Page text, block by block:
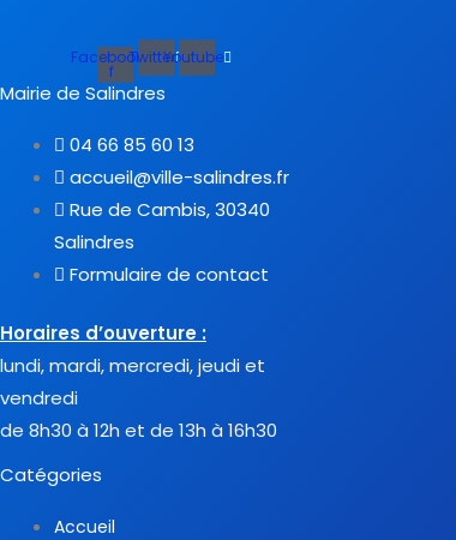
Facebook-
f
TwitterYoutube
Mairie de Salindres
04 66 85 60 13
accueil@ville-salindres.fr
Rue de Cambis, 30340
Salindres
Formulaire de contact
Horaires d’ouverture :
lundi, mardi, mercredi, jeudi et
vendredi
de 8h30 à 12h et de 13h à 16h30
Catégories
Accueil